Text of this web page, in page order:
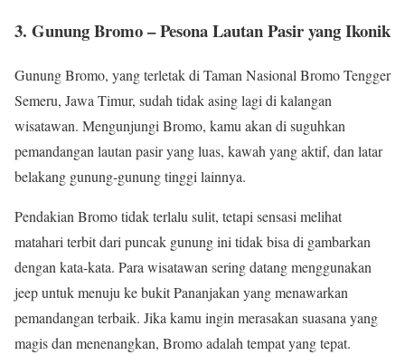
3. Gunung Bromo – Pesona Lautan Pasir yang Ikonik
Gunung Bromo, yang terletak di Taman Nasional Bromo Tengger
Semeru, Jawa Timur, sudah tidak asing lagi di kalangan
wisatawan. Mengunjungi Bromo, kamu akan di suguhkan
pemandangan lautan pasir yang luas, kawah yang aktif, dan latar
belakang gunung-gunung tinggi lainnya.
Pendakian Bromo tidak terlalu sulit, tetapi sensasi melihat
matahari terbit dari puncak gunung ini tidak bisa di gambarkan
dengan kata-kata. Para wisatawan sering datang menggunakan
jeep untuk menuju ke bukit Pananjakan yang menawarkan
pemandangan terbaik. Jika kamu ingin merasakan suasana yang
magis dan menenangkan, Bromo adalah tempat yang tepat.